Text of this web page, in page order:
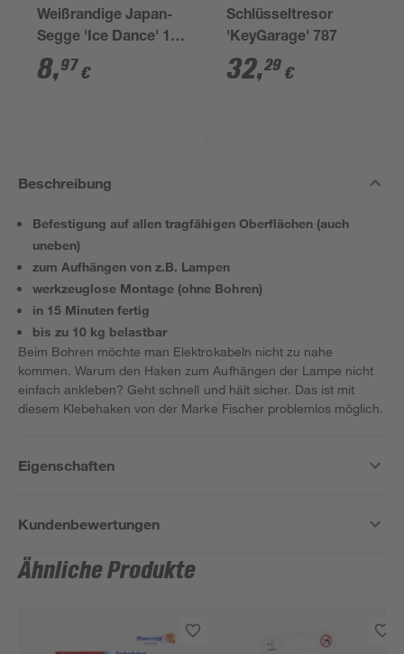
Weißrandige Japan-
Segge 'Ice Dance' 11
cm Topf, 3er-Set
8,97€
Schlüsseltresor
'KeyGarage' 787
32,29 €
Beschreibung
Befestigung auf allen tragfähigen Oberflächen (auch
uneben)
zum Aufhängen von z.B. Lampen
werkzeuglose Montage (ohne Bohren)
in 15 Minuten fertig
bis zu 10 kg belastbar
Beim Bohren möchte man Elektrokabeln nicht zu nahe
kommen. Warum den Haken zum Aufhängen der Lampe nicht
einfach ankleben? Geht schnell und hält sicher. Das ist mit
diesem Klebehaken von der Marke Fischer problemlos möglich.
Eigenschaften
Kundenbewertungen
Ähnliche Produkte